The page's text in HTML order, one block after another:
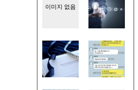
이미지 없음